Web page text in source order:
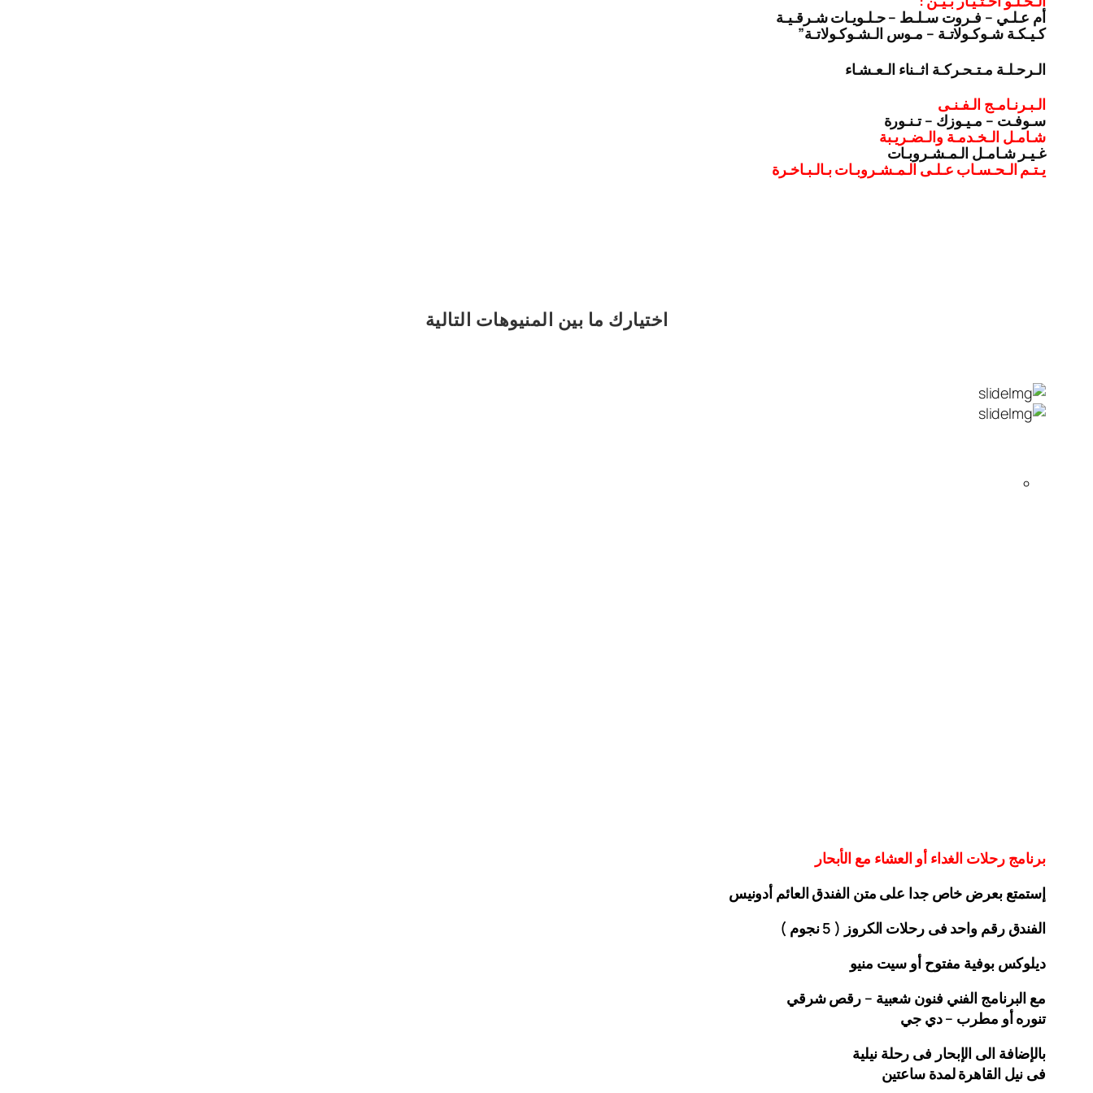
أم عـلـي – فـروت سـلـط – حـلـويـات شـرقـيـة
كـيـكـة شـوكـولاتـة – مـوس الـشـوكـولاتـة”
الـرحـلـة مـتـحـركـة اثــناء الـعـشـاء
الـبـرنـامـج الـفـنـى
سـوفـت – مـيـوزك – تـنـورة
شـامـل الـخـدمـة والـضـريـبة
غـيـر شـامـل الـمـشـروبـات
يـتـم الـحـسـاب عـلـى الـمـشـروبـات بـالـبـاخـرة
اختيارك ما بين المنيوهات التالية
برنامج رحلات الغداء أو العشاء مع الأبحار
إستمتع بعرض خاص جدا على متن الفندق العائم أدونيس
الفندق رقم واحد فى رحلات الكروز ( 5 نجوم )
ديلوكس بوفية مفتوح أو سيت منيو
مع البرنامج الفني فنون شعبية – رقص شرقي
تنوره أو مطرب – دي جي
بالإضافة الى الإبحار فى رحلة نيلية
فى نيل القاهرة لمدة ساعتين